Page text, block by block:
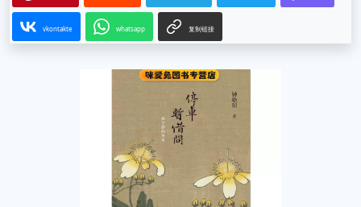
vkontakte whatsapp 复制链接